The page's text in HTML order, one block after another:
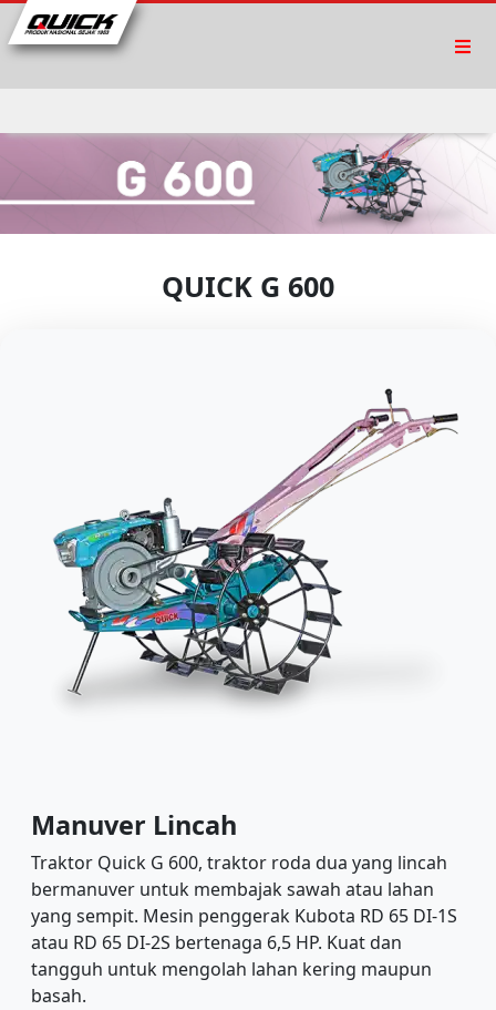
QUICK G 600
Manuver Lincah
Traktor Quick G 600, traktor roda dua yang lincah
bermanuver untuk membajak sawah atau lahan
yang sempit. Mesin penggerak Kubota RD 65 DI-1S
atau RD 65 DI-2S bertenaga 6,5 HP. Kuat dan
tangguh untuk mengolah lahan kering maupun
basah.